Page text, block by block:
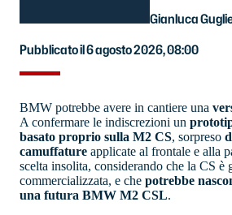
Gianluca
Pubblicato il 6 agosto 2026, 08:00
BMW potrebbe avere in cantiere una
A confermare le indiscrezioni un
basato proprio sulla M2 CS, sorpreso
camuffature applicate al frontale e alla
scelta insolita, considerando che la CS è
commercializzata, e che potrebbe
una futura BMW M2 CSL.